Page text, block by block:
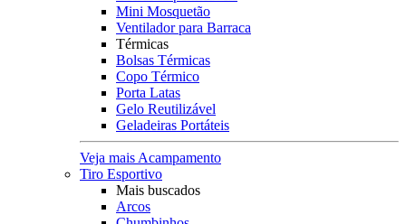
Mini Mosquetão
Ventilador para Barraca
Térmicas
Bolsas Térmicas
Copo Térmico
Porta Latas
Gelo Reutilizável
Geladeiras Portáteis
Veja mais Acampamento
Tiro Esportivo
Mais buscados
Arcos